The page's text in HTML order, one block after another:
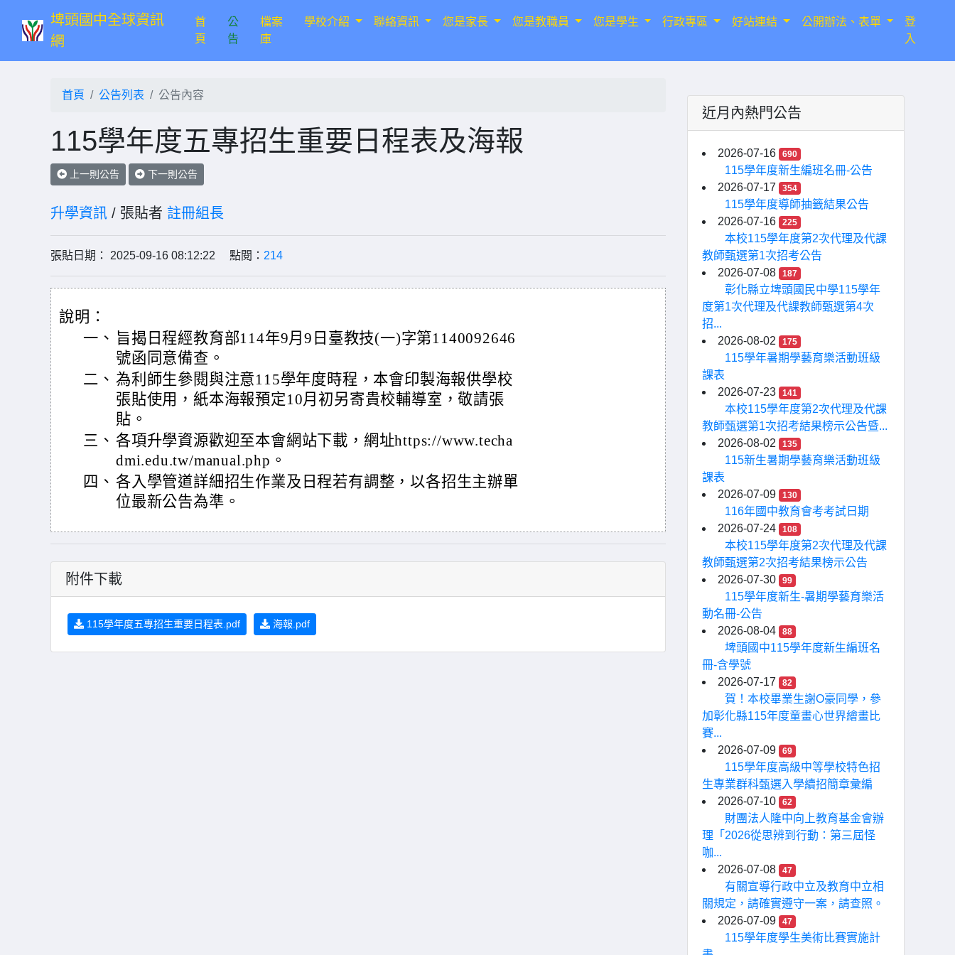
埤頭國中全球資訊
網
首
頁(current)
公
告
檔案
庫
學校介紹 聯絡資訊 您是家長 您是教職員 您是學生 行政專區 好站連結 公開辦法、表單
登
入
首頁 公告列表 公告內容
115學年度五專招生重要日程表及海報
上一則公告 下一則公告
升學資訊 / 張貼者 註冊組長
張貼日期： 2025-09-16 08:12:22 點閱： 214
說明：
一、 旨揭日程經教育部114年9月9日臺教技(一)字第1140092646
號函同意備查。
二、 為利師生參閱與注意115學年度時程，本會印製海報供學校
張貼使用，紙本海報預定10月初另寄貴校輔導室，敬請張
貼。
三、 各項升學資源歡迎至本會網站下載，網址https://www.techa
dmi.edu.tw/manual.php。
四、 各入學管道詳細招生作業及日程若有調整，以各招生主辦單
位最新公告為準。
附件下載
115學年度五專招生重要日程表.pdf 海報.pdf
近月內熱門公告
2026-07-16 690
115學年度新生編班名冊-公告
2026-07-17
354
115學年度導師抽籤結果公告
2026-07-16
225
本校115學年度第2次代理及代課
教師甄選第1次招考公告
2026-07-08
187
彰化縣立埤頭國民中學115學年
度第1次代理及代課教師甄選第4次
招...
2026-08-02
175
115學年暑期學藝育樂活動班級
課表
2026-07-23
141
本校115學年度第2次代理及代課
教師甄選第1次招考結果榜示公告暨...
2026-08-02
135
115新生暑期學藝育樂活動班級
課表
2026-07-09
130
116年國中教育會考考試日期
2026-07-24
108
本校115學年度第2次代理及代課
教師甄選第2次招考結果榜示公告
2026-07-30
99
115學年度新生-暑期學藝育樂活
動名冊-公告
2026-08-04
88
埤頭國中115學年度新生編班名
冊-含學號
2026-07-17
82
賀！本校畢業生謝O豪同學，參
加彰化縣115年度童畫心世界繪畫比
賽...
2026-07-09
69
115學年度高級中等學校特色招
生專業群科甄選入學續招簡章彙編
2026-07-10
62
財團法人隆中向上教育基金會辦
理「2026從思辨到行動：第三屆怪
咖...
2026-07-08
47
有關宣導行政中立及教育中立相
關規定，請確實遵守一案，請查照。
2026-07-09
47
115學年度學生美術比賽實施計